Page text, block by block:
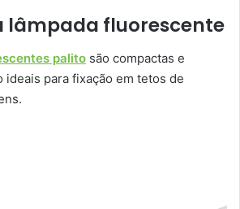
lâmpada fluorescente
palito são compactas e
ideais para fixação em tetos de